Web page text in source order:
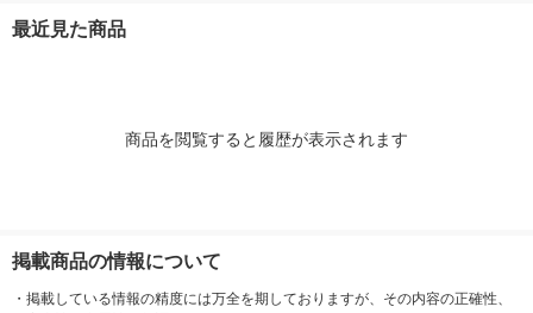
最近見た商品
商品を閲覧すると履歴が表示されます
掲載商品の情報について
・ 掲載している情報の精度には万全を期しておりますが、その内容の正確性、